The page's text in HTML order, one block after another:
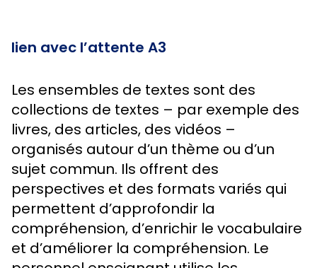
lien avec l’attente A3
Les ensembles de textes sont des
collections de textes – par exemple des
livres, des articles, des vidéos –
organisés autour d’un thème ou d’un
sujet commun. Ils offrent des
perspectives et des formats variés qui
permettent d’approfondir la
compréhension, d’enrichir le vocabulaire
et d’améliorer la compréhension. Le